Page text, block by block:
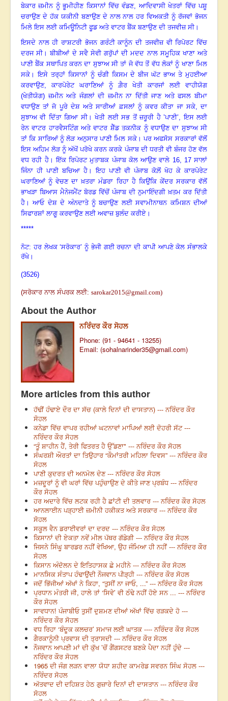
ਬੇਕਾਰ ਜ਼ਮੀਨ ਨੂੰ ਭੂਮੀਹੀਣ ਕਿਸਾਨਾਂ ਵਿੱਚ ਵੰਡਣ, ਆਦਿਵਾਸੀ ਖੇਤਰਾਂ ਵਿੱਚ ਪਸ਼ੂ
ਚਰਾਉਣ ਦੇ ਹੱਕ ਯਕੀਨੀ ਬਣਾਉਣ ਦੇ ਨਾਲ ਨਾਲ ਹਰ ਵਿਅਕਤੀ ਨੂੰ ਰੱਜਵਾਂ ਭੋਜਨ
ਮਿਲੇ ਇਸ ਲਈ ਕਮਿਊਨਿਟੀ ਫੂਡ ਅਤੇ ਵਾਟਰ ਬੈਂਕ ਬਣਾਉਣ ਦੀ ਤਜਵੀਜ਼ ਸੀ।
ਇਸਦੇ ਨਾਲ ਹੀ ਰਾਸ਼ਟਰੀ ਭੋਜਨ ਗਰੰਟੀ ਕਾਨੂੰਨ ਦੀ ਤਜਵੀਜ਼ ਵੀ ਰਿਪੋਰਟ ਵਿੱਚ
ਦਰਜ ਸੀ।ਬੀਬੀਆਂ ਦੇ ਸਵੈ ਸੇਵੀ ਗਰੁੱਪਾਂ ਦੀ ਮਦਦ ਨਾਲ ਸਮੂਹਿਕ ਖਾਣਾ ਅਤੇ
ਪਾਣੀ ਬੈਂਕ ਸਥਾਪਿਤ ਕਰਨ ਦਾ ਸੁਝਾਅ ਸੀ ਤਾਂ ਜੋ ਵੱਧ ਤੋਂ ਵੱਧ ਲੋਕਾਂ ਨੂੰ ਖਾਣਾ ਮਿਲ
ਸਕੇ ।ਇਸੇ ਤਰ੍ਹਾਂ ਕਿਸਾਨਾਂ ਨੂੰ ਚੰਗੀ ਕਿਸਮ ਦੇ ਬੀਜ ਘੱਟ ਭਾਅ ਤੇ ਮੁਹਈਆ
ਕਰਵਾਉਣ, ਕਾਰਪੋਰੇਟ ਘਰਾਣਿਆਂ ਨੂੰ ਗ਼ੈਰ ਖੇਤੀ ਕਾਰਜਾਂ ਲਈ ਵਾਹੀਯੋਗ
(ਖੇਤੀਯੋਗ) ਜ਼ਮੀਨ ਅਤੇ ਜੰਗਲਾਂ ਦੀ ਜ਼ਮੀਨ ਨਾ ਦਿੱਤੀ ਜਾਣ ਅਤੇ ਫਸਲ ਬੀਮਾ
ਵਧਾਉਣ ਤਾਂ ਜੋ ਪੂਰੇ ਦੇਸ਼ ਅਤੇ ਸਾਰੀਆਂ ਫ਼ਸਲਾਂ ਨੂੰ ਕਵਰ ਕੀਤਾ ਜਾ ਸਕੇ, ਦਾ
ਸੁਝਾਅ ਵੀ ਦਿੱਤਾ ਗਿਆ ਸੀ।ਖੇਤੀ ਲਈ ਸਭ ਤੋਂ ਜ਼ਰੂਰੀ ਹੈ ’ਪਾਣੀ’, ਇਸ ਲਈ
ਰੇਨ ਵਾਟਰ ਹਾਰਵੈਸਟਿੰਗ ਅਤੇ ਵਾਟਰ ਸ਼ੈੱਡ ਤਕਨੀਕ ਨੂੰ ਵਧਾਉਣ ਦਾ ਸੁਝਾਅ ਸੀ
ਤਾਂ ਕਿ ਸਾਰਿਆਂ ਨੂੰ ਲੋੜ ਅਨੁਸਾਰ ਪਾਣੀ ਮਿਲ ਸਕੇ।ਪਰ ਅਫਸੋਸ ਸਰਕਾਰਾਂ ਵੱਲੋਂ
ਇਸ ਅਹਿਮ ਲੋੜ ਨੂੰ ਅੱਖੋਂ ਪਰੋਖੇ ਕਰਨ ਕਰਕੇ ਪੰਜਾਬ ਦੀ ਧਰਤੀ ਵੀ ਬੰਜਰ ਹੋਣ ਵੱਲ
ਵਧ ਰਹੀ ਹੈ। ਇੱਕ ਰਿਪੋਰਟ ਮੁਤਾਬਕ ਪੰਜਾਬ ਕੋਲ ਆਉਣ ਵਾਲੇ 16, 17 ਸਾਲਾਂ
ਜਿੰਨਾ ਹੀ ਪਾਣੀ ਬਚਿਆ ਹੈ।ਇਹ ਪਾਣੀ ਵੀ ਪੰਜਾਬ ਕੋਲ਼ੋਂ ਖੋਹ ਕੇ ਕਾਰਪੋਰੇਟ
ਘਰਾਣਿਆਂ ਨੂੰ ਵੇਚਣ ਦਾ ਖ਼ਤਰਾ ਮੰਡਰਾ ਰਿਹਾ ਹੈ ਕਿਉਂਕਿ ਕੇਂਦਰ ਸਰਕਾਰ ਵੱਲੋਂ
ਭਾਖੜਾ ਬਿਆਸ ਮੈਨੇਜਮੈਂਟ ਬੋਰਡ ਵਿੱਚੋਂ ਪੰਜਾਬ ਦੀ ਨੁਮਾਇੰਦਗੀ ਖ਼ਤਮ ਕਰ ਦਿੱਤੀ
ਹੈ ।ਆਓ ਦੇਸ਼ ਦੇ ਅੰਨਦਾਤੇ ਨੂੰ ਬਚਾਉਣ ਲਈ ਸਵਾਮੀਨਾਥਨ ਕਮਿਸ਼ਨ ਦੀਆਂ
ਸਿਫਾਰਸ਼ਾਂ ਲਾਗੂ ਕਰਵਾਉਣ ਲਈ ਅਵਾਜ਼ ਬੁਲੰਦ ਕਰੀਏ ।
*****
ਨੋਟ: ਹਰ ਲੇਖਕ ‘ਸਰੋਕਾਰ’ ਨੂੰ ਭੇਜੀ ਗਈ ਰਚਨਾ ਦੀ ਕਾਪੀ ਆਪਣੇ ਕੋਲ ਸੰਭਾਲਕੇ
ਰੱਖੇ।
(3526)
(ਸਰੋਕਾਰ ਨਾਲ ਸੰਪਰਕ ਲਈ: sarokar2015@gmail.com)
About the Author
ਨਰਿੰਦਰ ਕੌਰ ਸੋਹਲ
Phone: (91 - 94641 - 13255)
Email: (sohalnarinder35@gmail.com)
More articles from this author
ਹੱਢੀਂ ਹੰਢਾਏ ਦੌਰ ਦਾ ਸੱਚ (ਕਾਲੇ ਦਿਨਾਂ ਦੀ ਦਾਸਤਾਨ) --- ਨਰਿੰਦਰ ਕੌਰ
ਸੋਹਲ
ਕਨੇਡਾ ਵਿੱਚ ਵਾਪਰ ਰਹੀਆਂ ਘਟਨਾਵਾਂ ਮਾਪਿਆਂ ਲਈ ਦੋਹਰੀ ਸੱਟ ---
ਨਰਿੰਦਰ ਕੌਰ ਸੋਹਲ
“ਤੂੰ ਸ਼ਾਹੀਨ ਹੈਂ, ਤੇਰੀ ਫਿਤਰਤ ਹੈ ਉੱਡਣਾ" --- ਨਰਿੰਦਰ ਕੌਰ ਸੋਹਲ
ਸੰਘਰਸ਼ੀ ਔਰਤਾਂ ਦਾ ਤਿਉਹਾਰ “ਕੌਮਾਂਤਰੀ ਮਹਿਲਾ ਦਿਵਸ” --- ਨਰਿੰਦਰ ਕੌਰ
ਸੋਹਲ
ਪਾਣੀ ਕੁਦਰਤ ਦੀ ਅਨਮੋਲ ਦੇਣ --- ਨਰਿੰਦਰ ਕੌਰ ਸੋਹਲ
ਮਜ਼ਦੂਰਾਂ ਨੂੰ ਵੀ ਘਰਾਂ ਵਿੱਚ ਪਹੁੰਚਾਉਣ ਦੇ ਕੀਤੇ ਜਾਣ ਪ੍ਰਬੰਧ --- ਨਰਿੰਦਰ
ਕੌਰ ਸੋਹਲ
ਹਰ ਅਦਾਰੇ ਵਿੱਚ ਲਟਕ ਰਹੀ ਹੈ ਛਾਂਟੀ ਦੀ ਤਲਵਾਰ --- ਨਰਿੰਦਰ ਕੌਰ ਸੋਹਲ
ਆਨਲਾਈਨ ਪੜ੍ਹਾਈ ਜ਼ਮੀਨੀ ਹਕੀਕਤ ਅਤੇ ਸਰਕਾਰ --- ਨਰਿੰਦਰ ਕੌਰ
ਸੋਹਲ
ਸਕੂਲ ਵੈਨ ਡਰਾਈਵਰਾਂ ਦਾ ਦਰਦ --- ਨਰਿੰਦਰ ਕੌਰ ਸੋਹਲ
ਕਿਸਾਨਾਂ ਦੀ ਏਕਤਾ ਨਵੇਂ ਮੀਲ ਪੱਥਰ ਗੱਡੇਗੀ --- ਨਰਿੰਦਰ ਕੌਰ ਸੋਹਲ
ਜਿਸਨੇ ਸਿੰਘੂ ਬਾਰਡਰ ਨਹੀਂ ਵੇਖਿਆ, ਉਹ ਜੰਮਿਆ ਹੀ ਨਹੀਂ --- ਨਰਿੰਦਰ ਕੌਰ
ਸੋਹਲ
ਕਿਸਾਨ ਅੰਦੋਲਨ ਦੇ ਇਤਿਹਾਸਕ ਛੇ ਮਹੀਨੇ --- ਨਰਿੰਦਰ ਕੌਰ ਸੋਹਲ
ਮਾਨਸਿਕ ਸੰਤਾਪ ਹੰਢਾਉਂਦੀ ਨੌਜਵਾਨ ਪੀੜ੍ਹੀ --- ਨਰਿੰਦਰ ਕੌਰ ਸੋਹਲ
ਜਦੋਂ ਭਿੱਜੀਆਂ ਅੱਖਾਂ ਨੇ ਕਿਹਾ, “ਤੁਸੀਂ ਨਾ ਜਾਓ, ...” --- ਨਰਿੰਦਰ ਕੌਰ ਸੋਹਲ
ਪ੍ਰਧਾਨ ਮੰਤਰੀ ਜੀ, ਹਾਲੇ ਤਾਂ ‘ਸਿਵੇ’ ਵੀ ਠੰਢੇ ਨਹੀਂ ਹੋਏ ਸਨ ... --- ਨਰਿੰਦਰ
ਕੌਰ ਸੋਹਲ
ਸਾਵਧਾਨ! ਪੰਜਾਬੀਓ ਤੁਸੀਂ ਦੁਸ਼ਮਣ ਦੀਆਂ ਅੱਖਾਂ ਵਿੱਚ ਰੜਕਦੇ ਹੋ ---
ਨਰਿੰਦਰ ਕੌਰ ਸੋਹਲ
ਵਧ ਰਿਹਾ ‘ਬੰਦੂਕ ਕਲਚਰ’ ਸਮਾਜ ਲਈ ਘਾਤਕ ---- ਨਰਿੰਦਰ ਕੌਰ ਸੋਹਲ
ਗੈਰਕਾਨੂੰਨੀ ਪ੍ਰਵਾਸ ਦੀ ਤ੍ਰਾਸਦੀ --- ਨਰਿੰਦਰ ਕੌਰ ਸੋਹਲ
ਨੌਜਵਾਨ ਆਪਣੀ ਮਾਂ ਦੀ ਕੁੱਖ ’ਚੋਂ ਗੈਂਗਸਟਰ ਬਣਕੇ ਪੈਦਾ ਨਹੀਂ ਹੁੰਦੇ ---
ਨਰਿੰਦਰ ਕੌਰ ਸੋਹਲ
1965 ਦੀ ਜੰਗ ਲੜਨ ਵਾਲਾ ਯੋਧਾ ਸ਼ਹੀਦ ਕਾਮਰੇਡ ਸਵਰਨ ਸਿੰਘ ਸੋਹਲ ---
ਨਰਿੰਦਰ ਸੋਹਲ
ਅੱਤਵਾਦ ਦੀ ਦਹਿਸ਼ਤ ਹੇਠ ਗੁਜ਼ਾਰੇ ਦਿਨਾਂ ਦੀ ਦਾਸਤਾਨ --- ਨਰਿੰਦਰ ਕੌਰ
ਸੋਹਲ